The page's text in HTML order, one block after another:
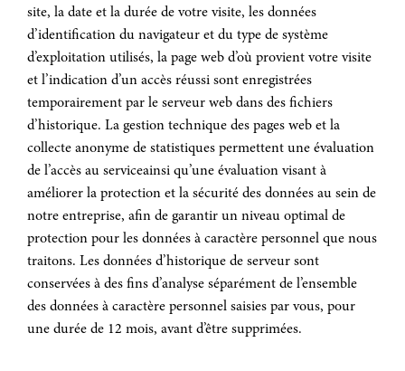
site, la date et la durée de votre visite, les données
d’identification du navigateur et du type de système
d’exploitation utilisés, la page web d’où provient votre visite
et l’indication d’un accès réussi sont enregistrées
temporairement par le serveur web dans des fichiers
d’historique. La gestion technique des pages web et la
collecte anonyme de statistiques permettent une évaluation
de l’accès au serviceainsi qu’une évaluation visant à
améliorer la protection et la sécurité des données au sein de
notre entreprise, afin de garantir un niveau optimal de
protection pour les données à caractère personnel que nous
traitons. Les données d’historique de serveur sont
conservées à des fins d’analyse séparément de l’ensemble
des données à caractère personnel saisies par vous, pour
une durée de 12 mois, avant d’être supprimées.